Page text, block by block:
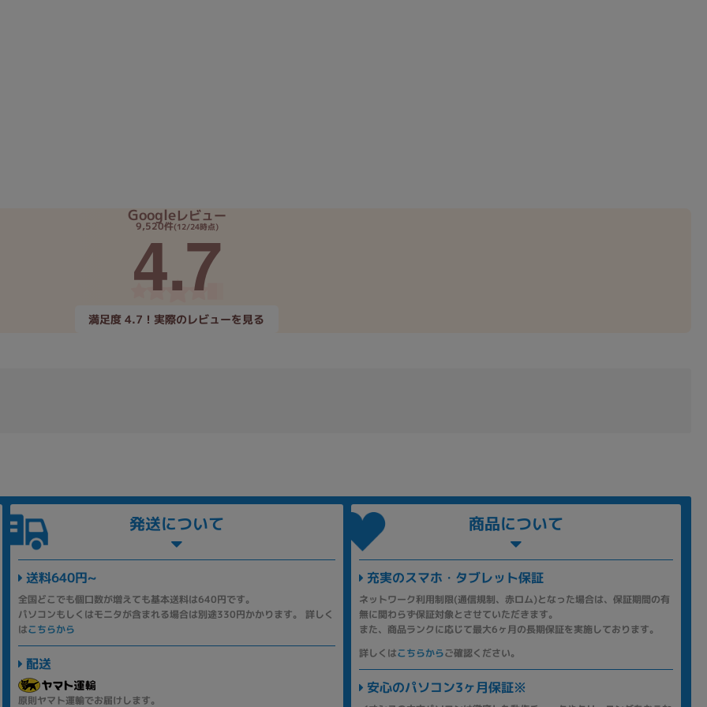
Googleレビュー
9,520件(12/24時点)
4.7
満足度 4.7！実際のレビューを見る
発送について
送料640円~
全国どこでも個口数が増えても基本送料は640円です。
パソコンもしくはモニタが含まれる場合は別途330円かかります。 詳しく
はこちらから
配送
原則ヤマト運輸でお届けします。
商品について
充実のスマホ・タブレット保証
ネットワーク利用制限(通信規制、赤ロム)となった場合は、保証期間の有
無に関わらず保証対象とさせていただきます。
また、商品ランクに応じて最大6ヶ月の長期保証を実施しております。
詳しくはこちらからご確認ください。
安心のパソコン3ヶ月保証※